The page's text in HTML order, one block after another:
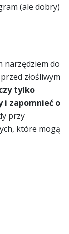
(ale dobry)
narzędziem do
złośliwym
tylko
i zapomnieć o
przy
które mogą